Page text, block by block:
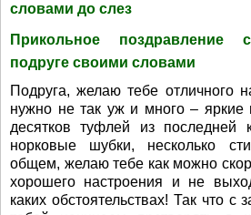
словами до слез
Прикольное
подруге своими словами
Подруга, желаю тебе отличного
нужно не так уж и много – яркие
десятков туфлей из последней
норковые шубки, несколько
общем, желаю тебе как можно
хорошего настроения и не
каких обстоятельствах! Так что